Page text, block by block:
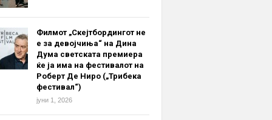
Филмот „Скејтбордингот не
е за девојчиња“ на Дина
Дума светската премиера
ќе ја има на фестивалот на
Роберт Де Ниро („Трибека
фестивал“)
јуни 1, 2026